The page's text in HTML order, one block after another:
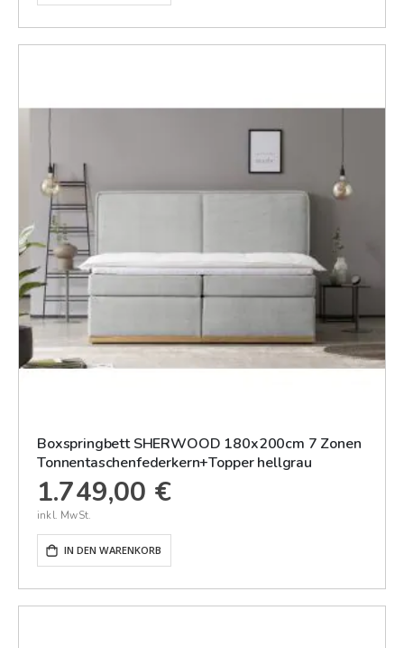
Boxspringbett SHERWOOD 180x200cm 7 Zonen
Tonnentaschenfederkern+Topper hellgrau
1.749,00 €
IN DEN WARENKORB